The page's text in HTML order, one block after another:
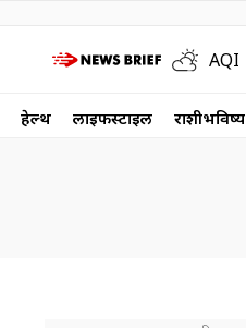
AQI
हेल्थ लाईफस्टाईल राशीभविष्य